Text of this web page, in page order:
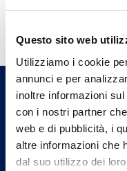
Questo sito web
Utilizziamo i cookie
annunci e per
inoltre informazioni
con i nostri partner
web e di pubblicità, i
altre informazioni che
dal suo utilizzo dei
Hai
Trova l'Agenzia
un nostro
Contattaci